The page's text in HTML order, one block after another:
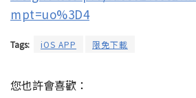
mpt=uo%3D4
Tags: iOS APP 限免下載
您也許會喜歡：